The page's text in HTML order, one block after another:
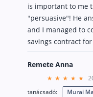
is important to me
"persuasive"! He
and I managed to
savings contract
Remete Anna
tanácsadó:
Murai